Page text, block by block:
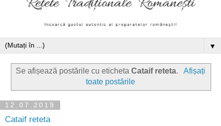
▼
Se afișează postările cu etichetaCataif reteta.
Afișați
toate postările
12.07.2019
Cataif reteta